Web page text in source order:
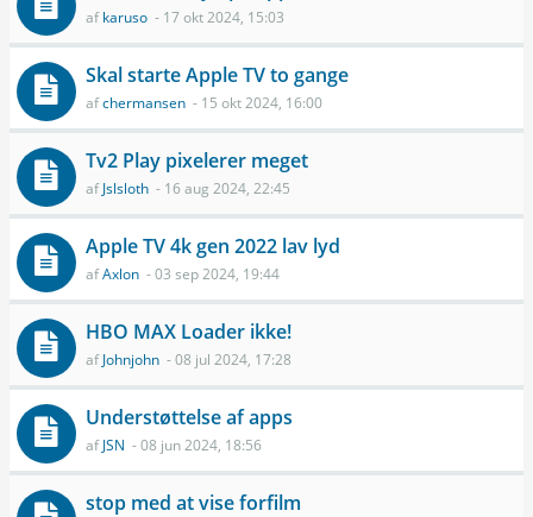
afkaruso - 17 okt 2024, 15:03
Skal starte Apple TV to gange
afchermansen - 15 okt 2024, 16:00
Tv2 Play pixelerer meget
afJslsloth - 16 aug 2024, 22:45
Apple TV 4k gen 2022 lav lyd
afAxlon - 03 sep 2024, 19:44
HBO MAX Loader ikke!
afJohnjohn - 08 jul 2024, 17:28
Understøttelse af apps
afJSN - 08 jun 2024, 18:56
stop med at vise forfilm